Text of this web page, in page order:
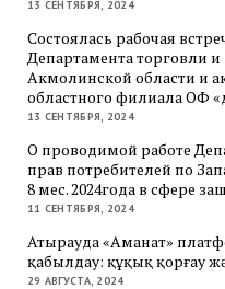
13 СЕНТЯБРЯ, 2024
Состоялась рабочая
Департамента торговли
Акмолинской области и
областного филиала ОФ
13 СЕНТЯБРЯ, 2024
О проводимой работе
прав потребителей по
8 мес. 2024года в сфере
11 СЕНТЯБРЯ, 2024
Атырауда «Аманат»
қабылдау: құқық қорғау
29 АВГУСТА, 2024